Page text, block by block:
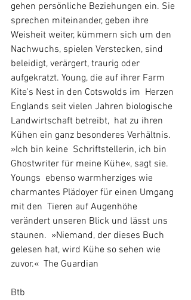
gehen persönliche Beziehungen ein. Sie
sprechen miteinander, geben ihre
Weisheit weiter, kümmern sich um den
Nachwuchs, spielen Verstecken, sind
beleidigt, verärgert, traurig oder
aufgekratzt. Young, die auf ihrer Farm
Kite's Nest in den Cotswolds im  Herzen
Englands seit vielen Jahren biologische
Landwirtschaft betreibt,  hat zu ihren
Kühen ein ganz besonderes Verhältnis.
»Ich bin keine  Schriftstellerin, ich bin
Ghostwriter für meine Kühe«, sagt sie.
Youngs  ebenso warmherziges wie
charmantes Plädoyer für einen Umgang
mit den  Tieren auf Augenhöhe
verändert unseren Blick und lässt uns
staunen.  »Niemand, der dieses Buch
gelesen hat, wird Kühe so sehen wie
zuvor.«  The Guardian
Btb